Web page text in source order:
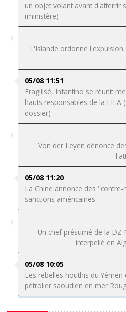
un objet volant avant d'atterrir
(ministère)
L'Islande ordonne
05/08 11:51
Fragilisé, Infantino se réunit
hauts responsables de la FIFA
dossier)
Von der Leyen dénonce
05/08 11:20
La Chine annonce des
sanctions américaines
Un chef présumé de la
interpellé en
05/08 10:05
Les rebelles houthis du
pétrolier saoudien en mer